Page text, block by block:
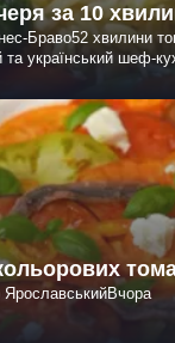
за 10
Браво52 хвилини
та український шеф-
Вчора